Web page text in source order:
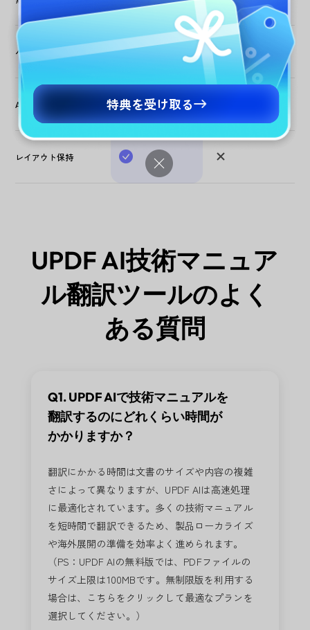
無料
たは試用不可
バッチ処理
、複数ファイル
多くの場合は単一フ
ァイルのみ
AIエンジン
ChatGPT-5 &
DeepSeek R1
レイアウト保持
UPDF AI技術マニュア
ル翻訳ツールのよく
ある質問
Q1. UPDF AIで技術マニュアルを
翻訳するのにどれくらい時間が
かかりますか？
翻訳にかかる時間は文書のサイズや内容の複雑
さによって異なりますが、UPDF AIは高速処理
に最適化されています。多くの技術マニュアル
を短時間で翻訳できるため、製品ローカライズ
や海外展開の準備を効率よく進められます。
（PS：UPDF AIの無料版では、PDFファイルの
サイズ上限は100MBです。無制限版を利用する
場合は、こちらをクリックして最適なプランを
選択してください。）
特典を受け取る